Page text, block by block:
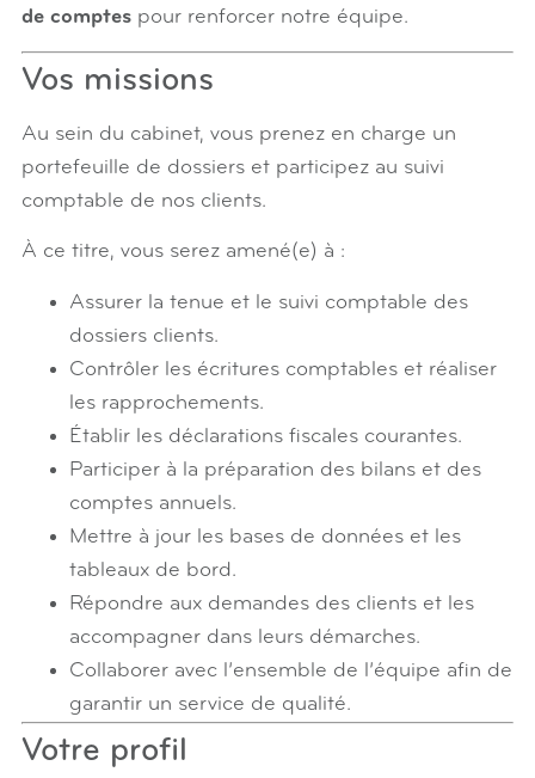
de comptespour renforcer notre équipe.
Vos missions
Au sein du cabinet, vous prenez en charge un
portefeuille de dossiers et participez au suivi
comptable de nos clients.
À ce titre, vous serez amené(e) à :
Assurer la tenue et le suivi comptable des
dossiers clients.
Contrôler les écritures comptables et réaliser
les rapprochements.
Établir les déclarations fiscales courantes.
Participer à la préparation des bilans et des
comptes annuels.
Mettre à jour les bases de données et les
tableaux de bord.
Répondre aux demandes des clients et les
accompagner dans leurs démarches.
Collaborer avec l’ensemble de l’équipe afin de
garantir un service de qualité.
Votre profil